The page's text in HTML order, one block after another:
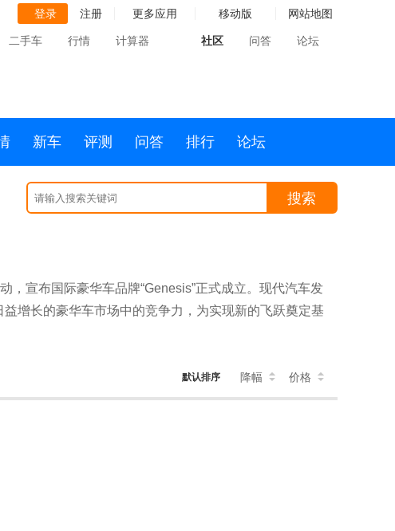
登录 注册 更多应用 移动版 网站地图
二手车 行情 计算器 社区 问答 论坛
新车 评测 问答 排行 论坛
搜索
，宣布国际豪华车品牌“Genesis”正式成立。现代汽车发
益增长的豪华车市场中的竞争力，为实现新的飞跃奠定基
默认排序 降幅 价格